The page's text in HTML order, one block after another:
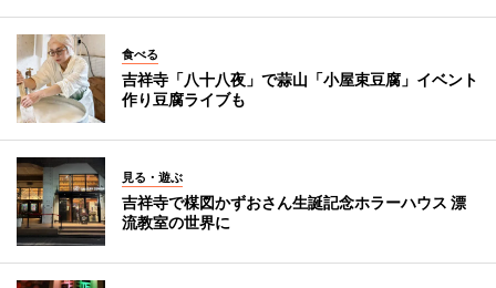
食べる
吉祥寺「八十八夜」で蒜山「小屋束豆腐」イベント
作り豆腐ライブも
見る・遊ぶ
吉祥寺で楳図かずおさん生誕記念ホラーハウス 漂
流教室の世界に